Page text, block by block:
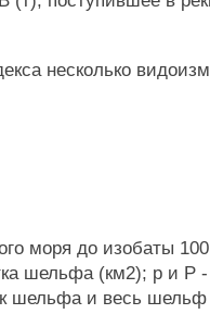
несколько
моря до изобаты
шельфа (км2); р и Р -
шельфа и весь шельф